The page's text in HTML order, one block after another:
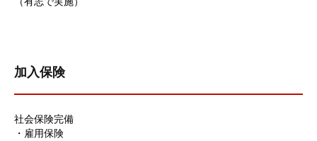
加入保険
社会保険完備
・雇用保険